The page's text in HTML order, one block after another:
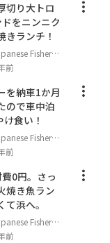
切り大トロ
をニンニク
きランチ！
Fisherm
前
を納車1か月
ので車中泊
食い！
Fisherm
前
0円。さっ
焼き魚ラン
浜へ。
Fisherm
前